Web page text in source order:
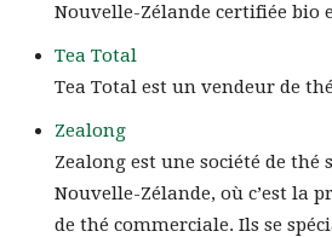
Nouvelle-Zélande certifiée bio
Tea Total
Tea Total est un vendeur de
Zealong
Zealong est une société de
Nouvelle-Zélande, où c’est la
de thé commerciale. Ils se